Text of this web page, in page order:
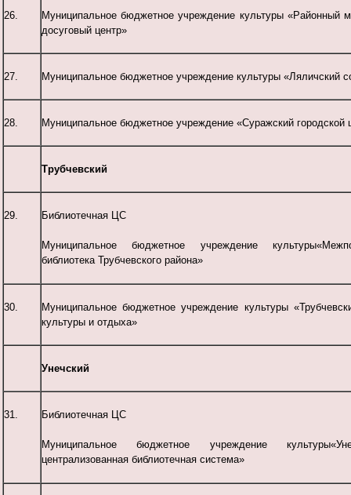
26.
Муниципальное бюджетное учреждение культуры «Районный
досуговый центр»
27. Муниципальное бюджетное учреждение культуры «Ляличский
28. Муниципальное бюджетное учреждение «Суражский городской
Трубчевский
29. Библиотечная ЦС
Муниципальное бюджетное учреждение
библиотека Трубчевского района»
30.
Муниципальное бюджетное учреждение культуры
культуры и отдыха»
Унечский
31. Библиотечная ЦС
Муниципальное бюджетное учреждение
централизованная библиотечная система»